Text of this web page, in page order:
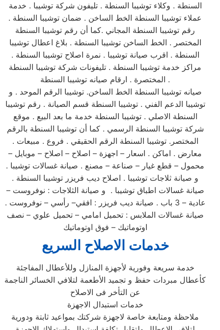
السنطة . وكلاء توشيبا السنطة . تليفون شركة توشيبا . خدمة
عملاء توشيبا السنطة الخط الساخن . ضمان توشيبا السنطة .
رقم توشيبا السنطة المجاني .كما أن رقم توشيبا السنطة
المختصر . الخط الساخن توشيبا السنطة . بلاغ اعطال توشيبا
السنطة . اقرب صيانة توشيبا . نمرة اصلاح توشيبا السنطة .
مراكز خدمة توشيبا السنطة . تليفونات شركة توشيبا السنطة
المختصرة . ارقام صيانه توشيبا السنطة .
صيانه توشيبا السنطة الخط الساخن. توشيبا الرقم الموحد . و
توشيبا الدعم الفني . توشيبا السنطة قسم الصيانة . رقم توشيبا
السنطة الاصلي . توشيبا السنطة خدمة ما بعد البيع . موقع
شركة توشيبا السنطة الرسمي . كما أن توشيبا السنطة بالرقم
المختصر. توشيبا السنطة الرقم الحقيقي . فروع . مبيعات .
معارض . اماكن . اسعار – اجهزة – اصلاح – اصلاح – موبايل –
محمول – قطع غيار – صناعة – مصنع . صيانة غسالات توشيبا .
و صيانة ثلاجات توشيبا . اصلاح ديب فريزر توشيبا السنطة .
صيانة غسالات اطباق توشيبا . و صيانة الثلاجات : نوفروست –
عادية – 3 باب . صيانة ديب فريزر : افقي– رأسي – نوفروست .
صيانة غسالات الملابس : تحميل امامي – تحميل علوي – نصف
اوتوماتيك – فوق اوتوماتيك
خدمات الاصلاح السريع
خدمة سريعة وفورية لأجهزة المنازل وللأعطال المفاجئة
كأعطال مبردات حفظ و تجميد الأطعمة لتلافي الخسائر الناجمة
عن التأخر فى الاصلاح
خدمات استبدال الاجهزة
ملاحظة ومتابعة خاصة لاجهزة شركتك بمواعيد ثابتة ودورية